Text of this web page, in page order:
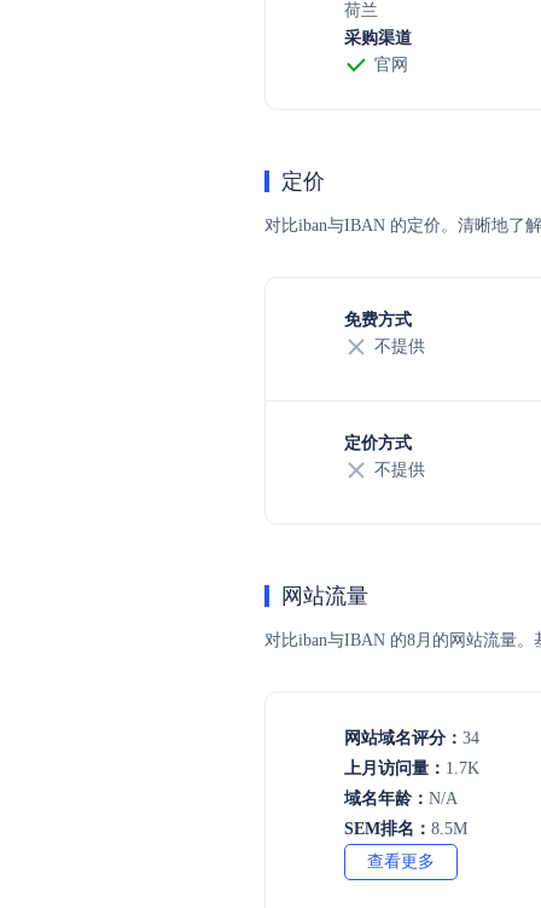
荷兰
采购渠道
官网
定价
对比iban与IBAN 的定价。清晰地了
免费方式
不提供
定价方式
不提供
网站流量
对比iban与IBAN 的8月的网站流量
网站域名评分： 34
上月访问量： 1.7K
域名年龄： N/A
SEM排名： 8.5M
查看更多